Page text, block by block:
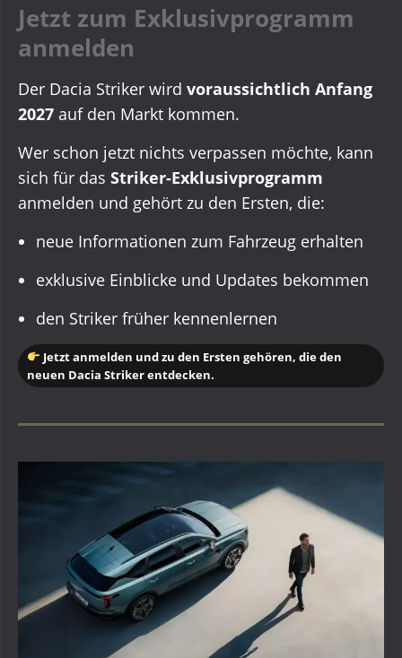
Jetzt zum Exklusivprogramm
anmelden
Der Dacia Striker wird voraussichtlich Anfang
2027 auf den Markt kommen.
Wer schon jetzt nichts verpassen möchte, kann
sich für das Striker-Exklusivprogramm
anmelden und gehört zu den Ersten, die:
neue Informationen zum Fahrzeug erhalten
exklusive Einblicke und Updates bekommen
den Striker früher kennenlernen
Jetzt anmelden und zu den Ersten gehören, die den
neuen Dacia Striker entdecken.